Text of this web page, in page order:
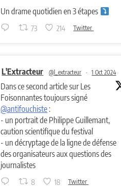
Un drame quotidien en 3 étapes
73 214 Twitter
L'Extracteur @l_extracteur · 1 Oct 2024
Dans ce second article sur Les
Foisonnantes toujours signé
@antifouchiste :
- un portrait de Philippe Guillemant,
caution scientifique du festival
- un décryptage de la ligne de défense
des organisateurs aux questions des
journalistes
8 18 Twitter